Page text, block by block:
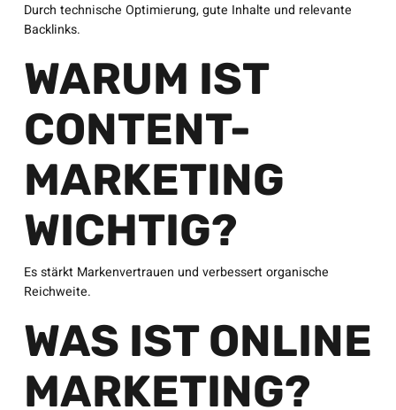
Durch technische Optimierung, gute Inhalte und relevante
Backlinks.
WARUM IST
CONTENT-
MARKETING
WICHTIG?
Es stärkt Markenvertrauen und verbessert organische
Reichweite.
WAS IST ONLINE
MARKETING?